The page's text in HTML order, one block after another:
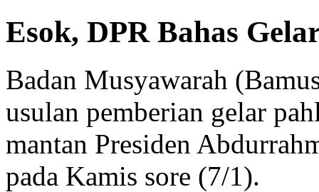
Esok, DPR Bahas
Badan Musyawarah
usulan pemberian gelar
mantan Presiden
pada Kamis sore (7/1).